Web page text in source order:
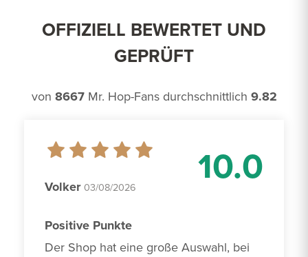
OFFIZIELL BEWERTET UND
GEPRÜFT
von 8667Mr. Hop-Fans durchschnittlich 9.82
10.0
Volker 03/08/2026
Positive Punkte
Der Shop hat eine große Auswahl, bei